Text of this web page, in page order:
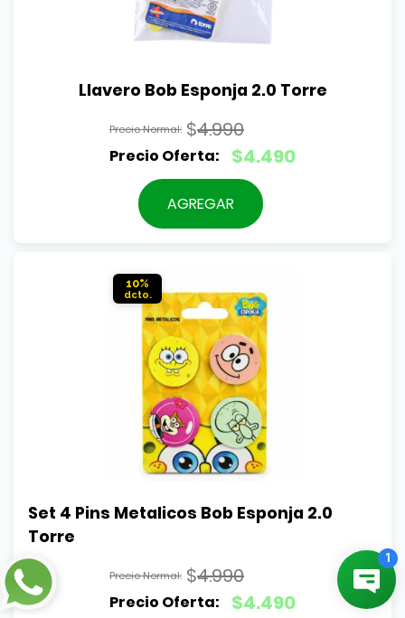
Llavero Bob Esponja 2.0 Torre
$4.990
El
precio
original
$4.490
El
precio
actual
AGREGAR
10%
Set 4 Pins Metalicos Bob Esponja 2.0
Torre
$4.990
El
$4.490